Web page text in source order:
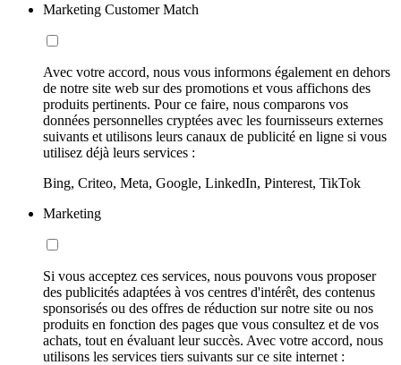
Marketing Customer Match
Avec votre accord, nous vous informons également en dehors
de notre site web sur des promotions et vous affichons des
produits pertinents. Pour ce faire, nous comparons vos
données personnelles cryptées avec les fournisseurs externes
suivants et utilisons leurs canaux de publicité en ligne si vous
utilisez déjà leurs services :
Bing, Criteo, Meta, Google, LinkedIn, Pinterest, TikTok
Marketing
Si vous acceptez ces services, nous pouvons vous proposer
des publicités adaptées à vos centres d'intérêt, des contenus
sponsorisés ou des offres de réduction sur notre site ou nos
produits en fonction des pages que vous consultez et de vos
achats, tout en évaluant leur succès. Avec votre accord, nous
utilisons les services tiers suivants sur ce site internet :